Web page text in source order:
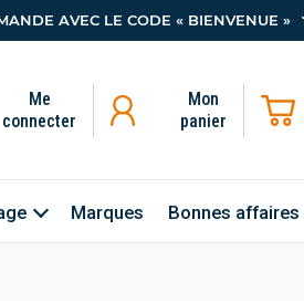
AVEC LE CODE « BIENVENUE »
Me
connecter
Mon
panier
Marques Bonnes affaires